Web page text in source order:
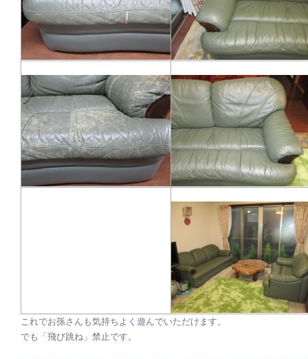
これでお孫さんも気持ちよく遊んでいただけます。
でも「飛び跳ね」禁止です。